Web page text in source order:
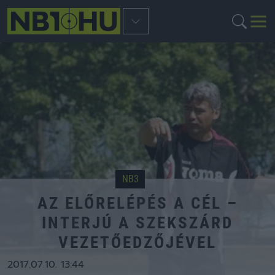
NB3
AZ ELŐRELÉPÉS A CÉL –
INTERJÚ A SZEKSZÁRD
VEZETŐEDZŐJÉVEL
2017.07.10. 13:44